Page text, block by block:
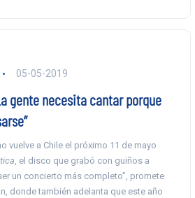
05-05-2019
gente necesita cantar porque
vuelve a Chile el próximo 11 de mayo
, el disco que grabó con guiños a
un concierto más completo”, promete
donde también adelanta que este año